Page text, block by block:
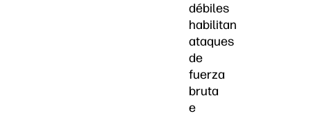
débiles
habilitan
ataques
de
fuerza
bruta
e